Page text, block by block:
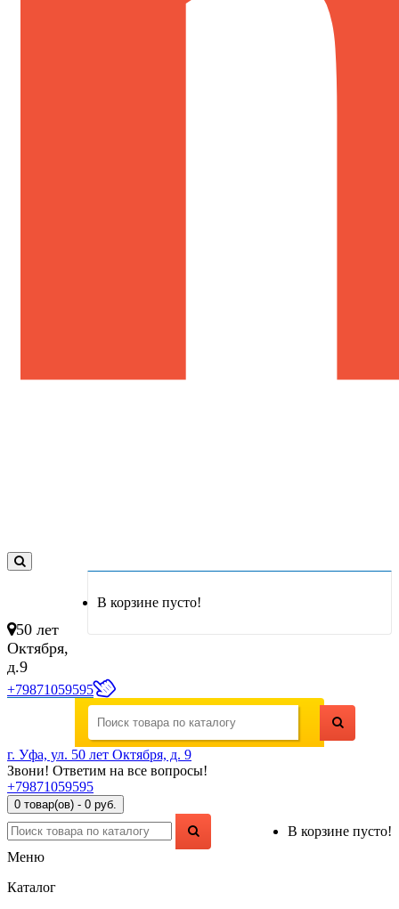
В корзине пусто!
50 лет
Октября,
д.9
+79871059595
г. Уфа, ул. 50 лет Октября, д. 9
Звони! Ответим на все вопросы!
+79871059595
0 товар(ов) - 0 руб.
В корзине пусто!
Меню
Каталог